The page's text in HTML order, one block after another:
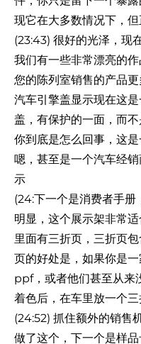
现它在大多数情况下，
(23:43) 很好的光泽，现
我们有一些非常漂亮的
您的陈列室销售的产品
汽车引擎盖显示现在这
盖，有保护的一面，而
你到底是怎么回事，这
嗯，甚至是一个汽车经
示
(24:下一个是消费者手册
明显，这个展示架非常
里面有三折页，三折页
页的好处是，如果你是
ppf，或者他们甚至从来
着色后，在车里放一个三
(24:52) 抓住额外的销售
做了这个，下一个是样